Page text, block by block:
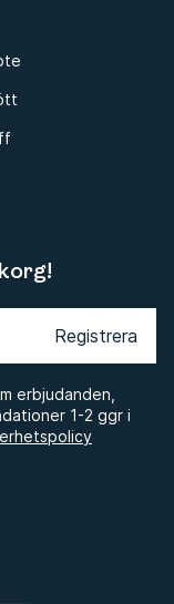
Registrera
erbjudanden,
1-2 ggr i